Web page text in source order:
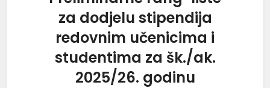
za dodjelu stipendija
redovnim učenicima i
studentima za šk./ak.
2025/26. godinu